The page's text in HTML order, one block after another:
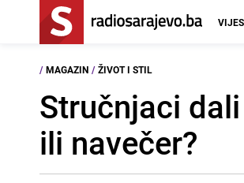
/ MAGAZIN / ŽIVOT I STIL
Stručnjaci
ili navečer?